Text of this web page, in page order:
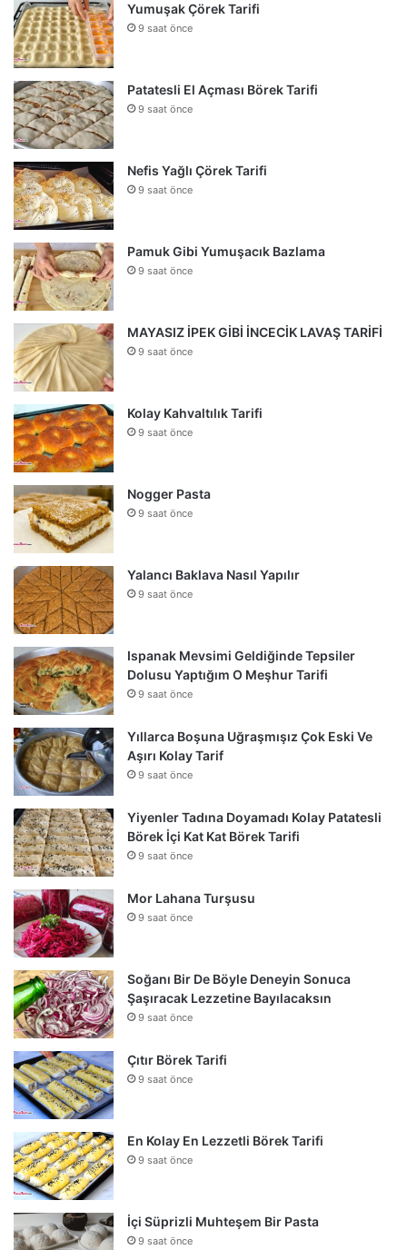
Yumuşak Çörek Tarifi
9 saat önce
Patatesli El Açması Börek Tarifi
9 saat önce
Nefis Yağlı Çörek Tarifi
9 saat önce
Pamuk Gibi Yumuşacık Bazlama
9 saat önce
MAYASIZ İPEK GİBİ İNCECİK LAVAŞ TARİFİ
9 saat önce
Kolay Kahvaltılık Tarifi
9 saat önce
Nogger Pasta
9 saat önce
Yalancı Baklava Nasıl Yapılır
9 saat önce
Ispanak Mevsimi Geldiğinde Tepsiler
Dolusu Yaptığım O Meşhur Tarifi
9 saat önce
Yıllarca Boşuna Uğraşmışız Çok Eski Ve
Aşırı Kolay Tarif
9 saat önce
Yiyenler Tadına Doyamadı Kolay Patatesli
Börek İçi Kat Kat Börek Tarifi
9 saat önce
Mor Lahana Turşusu
9 saat önce
Soğanı Bir De Böyle Deneyin Sonuca
Şaşıracak Lezzetine Bayılacaksın
9 saat önce
Çıtır Börek Tarifi
9 saat önce
En Kolay En Lezzetli Börek Tarifi
9 saat önce
İçi Süprizli Muhteşem Bir Pasta
9 saat önce